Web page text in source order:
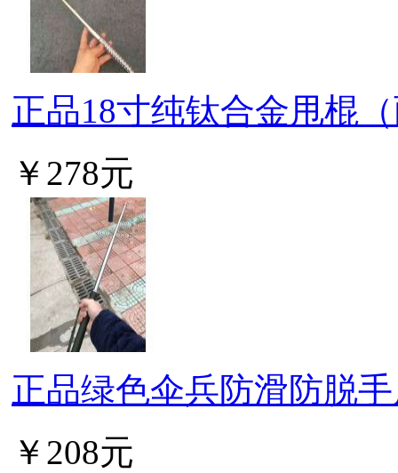
正品18寸纯钛合金甩棍
￥278元
正品绿色伞兵防滑防脱
￥208元